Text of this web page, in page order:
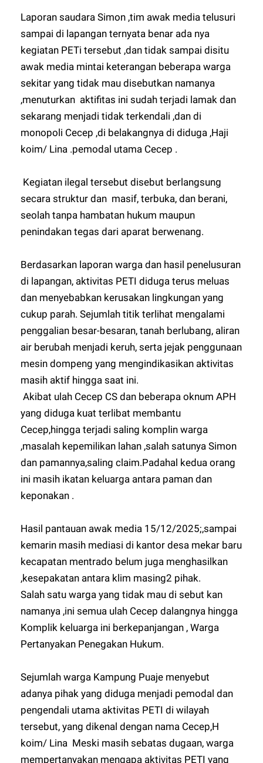
Laporan saudara Simon ,tim awak media telusuri
sampai di lapangan ternyata benar ada nya
kegiatan PETi tersebut ,dan tidak sampai disitu
awak media mintai keterangan beberapa warga
sekitar yang tidak mau disebutkan namanya
,menuturkan aktifitas ini sudah terjadi lamak dan
sekarang menjadi tidak terkendali ,dan di
monopoli Cecep ,di belakangnya di diduga ,Haji
koim/ Lina .pemodal utama Cecep .
Kegiatan ilegal tersebut disebut berlangsung
secara struktur dan masif, terbuka, dan berani,
seolah tanpa hambatan hukum maupun
penindakan tegas dari aparat berwenang.
Berdasarkan laporan warga dan hasil penelusuran
di lapangan, aktivitas PETI diduga terus meluas
dan menyebabkan kerusakan lingkungan yang
cukup parah. Sejumlah titik terlihat mengalami
penggalian besar-besaran, tanah berlubang, aliran
air berubah menjadi keruh, serta jejak penggunaan
mesin dompeng yang mengindikasikan aktivitas
masih aktif hingga saat ini.
Akibat ulah Cecep CS dan beberapa oknum APH
yang diduga kuat terlibat membantu
Cecep,hingga terjadi saling komplin warga
,masalah kepemilikan lahan ,salah satunya Simon
dan pamannya,saling claim.Padahal kedua orang
ini masih ikatan keluarga antara paman dan
keponakan .
Hasil pantauan awak media 15/12/2025;,sampai
kemarin masih mediasi di kantor desa mekar baru
kecapatan mentrado belum juga menghasilkan
,kesepakatan antara klim masing2 pihak.
Salah satu warga yang tidak mau di sebut kan
namanya ,ini semua ulah Cecep dalangnya hingga
Komplik keluarga ini berkepanjangan , Warga
Pertanyakan Penegakan Hukum.
Sejumlah warga Kampung Puaje menyebut
adanya pihak yang diduga menjadi pemodal dan
pengendali utama aktivitas PETI di wilayah
tersebut, yang dikenal dengan nama Cecep,H
koim/ Lina Meski masih sebatas dugaan, warga
mempertanyakan mengapa aktivitas PETI yang